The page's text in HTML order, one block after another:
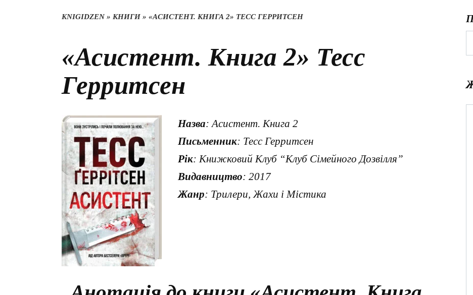
KNIGIDZEN» КНИГИ » «АСИСТЕНТ. КНИГА 2» ТЕСС ГЕРРИТСЕН
«Асистент. Книга 2» Тесс
Герритсен
Назва: Асистент. Книга 2
Письменник: Тесс Герритсен
Рік: Книжковий Клуб “Клуб Сімейного Дозвілля”
Видавництво: 2017
Жанр: Трилери, Жахи і Містика